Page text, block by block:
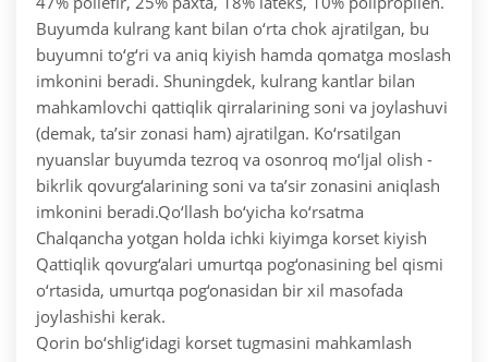
Buyumda kulrang kant bilan o‘rta chok ajratilgan, bu
buyumni to‘g‘ri va aniq kiyish hamda qomatga moslash
imkonini beradi. Shuningdek, kulrang kantlar bilan
mahkamlovchi qattiqlik qirralarining soni va joylashuvi
(demak, ta’sir zonasi ham) ajratilgan. Ko‘rsatilgan
nyuanslar buyumda tezroq va osonroq mo‘ljal olish -
bikrlik qovurg‘alarining soni va ta’sir zonasini aniqlash
imkonini beradi.Qo‘llash bo‘yicha ko‘rsatma
Chalqancha yotgan holda ichki kiyimga korset kiyish
Qattiqlik qovurg‘alari umurtqa pog‘onasining bel qismi
o‘rtasida, umurtqa pog‘onasidan bir xil masofada
joylashishi kerak.
Qorin bo‘shlig‘idagi korset tugmasini mahkamlash